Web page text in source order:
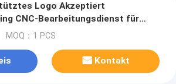
Logo Akzeptiert
CNC-Bearbeitungsdienst für
MOQ：1 PCS
Kontakt